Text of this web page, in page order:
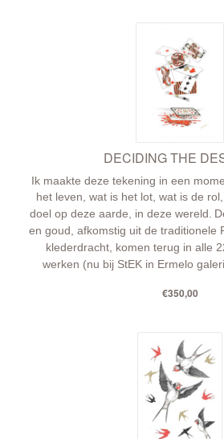
DECIDING THE
Ik maakte deze tekening in een
het leven, wat is het lot, wat is de
doel op deze aarde, in deze wereld.
en goud, afkomstig uit de traditionele
klederdracht, komen terug in alle
werken (nu bij StEK in Ermelo
€350,00